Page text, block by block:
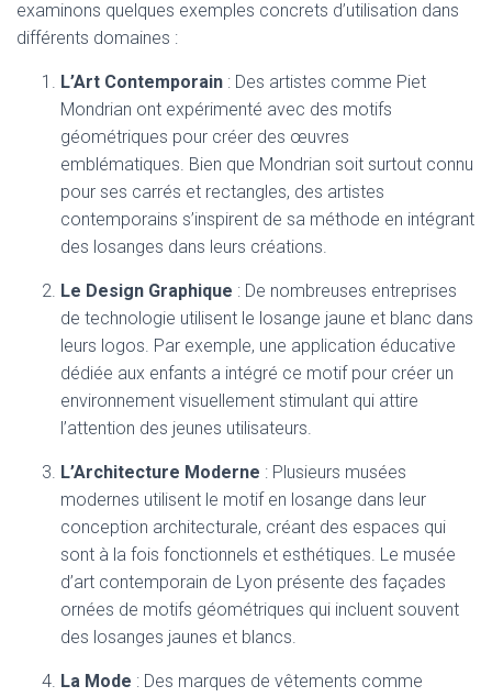
examinons quelques exemples concrets d’utilisation dans
différents domaines :
L’Art Contemporain : Des artistes comme Piet
Mondrian ont expérimenté avec des motifs
géométriques pour créer des œuvres
emblématiques. Bien que Mondrian soit surtout connu
pour ses carrés et rectangles, des artistes
contemporains s’inspirent de sa méthode en intégrant
des losanges dans leurs créations.
Le Design Graphique : De nombreuses entreprises
de technologie utilisent le losange jaune et blanc dans
leurs logos. Par exemple, une application éducative
dédiée aux enfants a intégré ce motif pour créer un
environnement visuellement stimulant qui attire
l’attention des jeunes utilisateurs.
L’Architecture Moderne : Plusieurs musées
modernes utilisent le motif en losange dans leur
conception architecturale, créant des espaces qui
sont à la fois fonctionnels et esthétiques. Le musée
d’art contemporain de Lyon présente des façades
ornées de motifs géométriques qui incluent souvent
des losanges jaunes et blancs.
La Mode : Des marques de vêtements comme